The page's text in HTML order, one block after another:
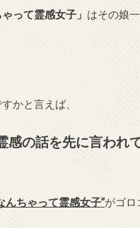
ゃって霊感女子」 はその娘
かと言えば、
感の話を先に言われ
んちゃって霊感女子”がゴロ